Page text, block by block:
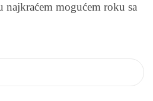
mogućem roku sa